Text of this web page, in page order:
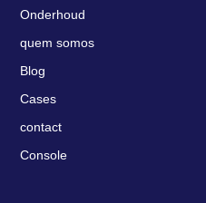
Onderhoud
quem somos
Blog
Cases
contact
Console